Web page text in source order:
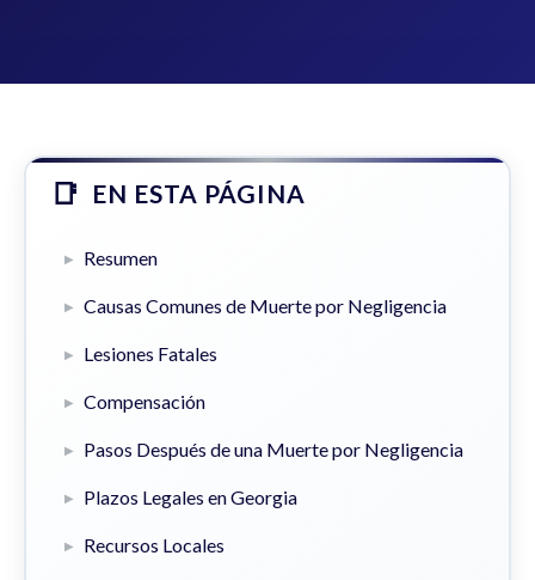
EN ESTA PÁGINA
Resumen
Causas Comunes de Muerte por Negligencia
Lesiones Fatales
Compensación
Pasos Después de una Muerte por Negligencia
Plazos Legales en Georgia
Recursos Locales